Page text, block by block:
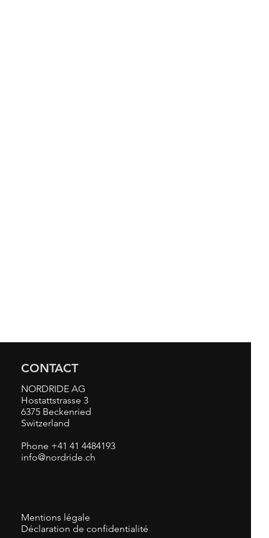
CONTACT
NORDRIDE AG
Hostattstrasse 3
6375 Beckenried
Switzerland
Phone +41 41 4484193
info@nordride.ch
Mentions légale
Déclaration de confidentialité